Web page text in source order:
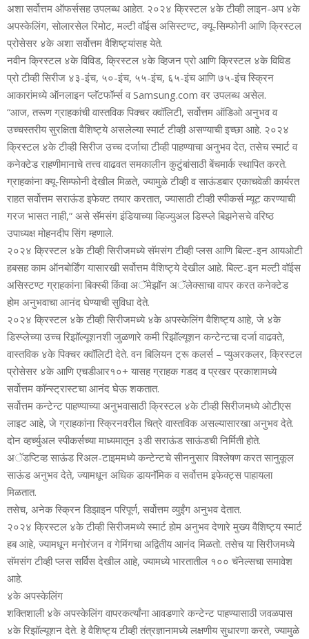
अशा सर्वोत्तम ऑफर्ससह उपलब्‍ध आहेत. २०२४ क्रिस्‍टल ४के टीव्‍ही लाइन-अप ४के
अपस्‍केलिंग, सोलारसेल रिमोट, मल्‍टी वॉईस असिस्‍टण्‍ट, क्‍यू-सिम्‍फोनी आणि क्रिस्‍टल
प्रोसेसर ४के अशा सर्वोत्तम वैशिष्‍ट्यांसह येते.
नवीन क्रिस्‍टल ४के विविड, क्रिस्‍टल ४के व्हिजन प्रो आणि क्रिस्‍टल ४के विविड
प्रो टीव्‍ही सिरीज ४३-इंच, ५०-इंच, ५५-इंच, ६५-इंच आणि ७५-इंच स्क्रिन
आकारांमध्‍ये ऑनलाइन प्‍लॅटफॉर्म्‍स व Samsung.com वर उपलब्‍ध असेल.
“आज, तरूण ग्राहकांची वास्‍तविक पिक्‍चर क्‍वॉलिटी, सर्वोत्तम ऑडिओ अनुभव व
उच्‍चस्‍तरीय सुरक्षिता वैशिष्‍ट्ये असलेल्‍या स्‍मार्ट टीव्‍ही असण्‍याची इच्‍छा आहे. २०२४
क्रिस्‍टल ४के टीव्‍ही सिरीज उच्‍च दर्जाचा टीव्‍ही पाहण्‍याचा अनुभव देत, तसेच स्‍मार्ट व
कनेक्‍टेड राहणीमानाचे तत्त्व वाढवत समकालीन कुटुंबांसाठी बेंचमार्क स्‍थापित करते.
ग्राहकांना क्‍यू-सिम्‍फोनी देखील मिळते, ज्‍यामुळे टीव्‍ही व साऊंडबार एकाचवेळी कार्यरत
राहत सर्वोत्तम सराऊंड इफेक्‍ट तयार करतात, ज्‍यासाठी टीव्ही स्‍पीकर्स म्‍यूट करण्‍याची
गरज भासत नाही,” असे सॅमसंग इंडियाच्‍या व्हिज्‍युअल डिस्‍प्‍ले बिझनेसचे वरिष्‍ठ
उपाध्‍यक्ष मोहनदीप सिंग म्‍हणाले.
२०२४ क्रिस्‍टल ४के टीव्‍ही सिरीजमध्‍ये सॅमसंग टीव्‍ही प्‍लस आणि बिल्‍ट-इन आयओटी
हबसह काम ऑनबोर्डिंग यासारखी सर्वोत्तम वैशिष्‍ट्ये देखील आहे. बिल्‍ट-इन मल्‍टी वॉईस
असिस्‍टण्‍ट ग्राहकांना बिक्‍स्‍बी किंवा अॅमेझॉन अॅलेक्‍साचा वापर करत कनेक्‍टेड
होम अनुभवाचा आनंद घेण्‍याची सुविधा देते.
२०२४ क्रिस्‍टल ४के टीव्‍ही सिरीजमध्‍ये ४के अप‍स्‍केलिंग वैशिष्‍ट्य आहे, जे ४के
डिस्‍प्‍लेच्‍या उच्‍च रिझॉल्‍यूशनशी जुळणारे कमी रिझॉल्‍यूशन कन्‍टेन्‍टचा दर्जा वाढवते,
वास्‍तविक ४के पिक्‍चर क्‍वॉलिटी देते. वन बिलियन ट्रू कलर्स – प्‍युअरकलर, क्रिस्‍टल
प्रोसेसर ४के आणि एचडीआर१०+ यासह ग्राहक गडद व प्रखर प्रकाशामध्‍ये
सर्वोत्तम कॉन्स्ट्रास्‍टचा आनंद घेऊ शकतात.
सर्वोत्तम कन्‍टेन्‍ट पाहण्‍याच्‍या अनुभवासाठी क्रिस्‍टल ४के टीव्‍ही सिरीजमध्‍ये ओटीएस
लाइट आहे, जे ग्राहकांना स्क्रिनवरील चित्रे वास्‍तविक असल्‍यासारखा अनुभव देते.
दोन व्‍हर्च्‍युअल स्‍पीकर्सच्‍या माध्‍यमातून ३डी सराऊंड साऊंडची निर्मिती होते.
अॅडप्टिव्‍ह साऊंड रिअल-टाइममध्‍ये कन्‍टेन्‍टचे सीननुसार विश्‍लेषण करत सानुकूल
साऊंड अनुभव देते, ज्‍यामधून अधिक डायनॅमिक व सर्वोत्तम इफेक्‍ट्स पाहायला
मिळतात.
तसेच, अनेक स्क्रिन डिझाइन परिपूर्ण, सर्वोत्तम व्‍युईंग अनुभव देतात.
२०२४ क्रिस्‍टल ४के टीव्‍ही सिरीजमध्‍ये स्‍मार्ट होम अनुभव देणारे मुख्‍य वैशिष्‍ट्य स्‍मार्ट
हब आहे, ज्‍यामधून मनोरंजन व गेमिंगचा अद्वितीय आनंद मिळतो. तसेच या सिरीजमध्‍ये
सॅमसंग टीव्‍ही प्‍लस सर्विस देखील आहे, ज्‍यामध्‍ये भारतातील १०० चॅनेल्‍सचा समावेश
आहे.
४के अपस्‍केलिंग
शक्तिशाली ४के अपस्‍केलिंग वापरकर्त्‍यांना आवडणारे कन्‍टेन्‍ट पाहण्‍यासाठी जवळपास
४के रिझॉल्‍यूशन देते. हे वैशिष्‍ट्य टीव्‍ही तंत्रज्ञानामध्‍ये लक्षणीय सुधारणा करते, ज्‍यामुळे